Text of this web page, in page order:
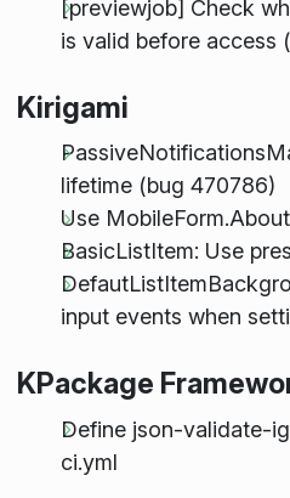
[previewjob] Check
is valid before access
Kirigami
lifetime (bug 470786)
Use
BasicListItem: Use
input events when
KPackage
Define json-validate-
ci.yml